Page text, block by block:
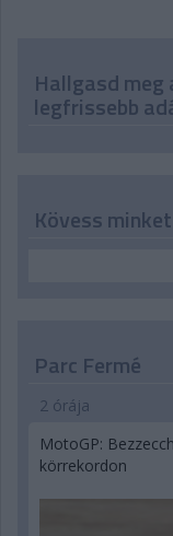
Hallgasd
legfrissebb
Kövess
Parc Fermé
2 órája
MotoGP:
körrekordon